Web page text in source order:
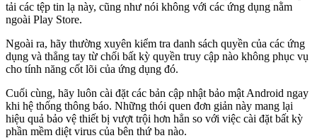
tải các tệp tin lạ này, cũng như nói không với các ứng dụng nằm
ngoài Play Store.
Ngoài ra, hãy thường xuyên kiểm tra danh sách quyền của các ứng
dụng và thẳng tay từ chối bất kỳ quyền truy cập nào không phục vụ
cho tính năng cốt lõi của ứng dụng đó.
Cuối cùng, hãy luôn cài đặt các bản cập nhật bảo mật Android ngay
khi hệ thống thông báo. Những thói quen đơn giản này mang lại
hiệu quả bảo vệ thiết bị vượt trội hơn hẳn so với việc cài đặt bất kỳ
phần mềm diệt virus của bên thứ ba nào.